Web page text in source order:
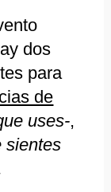
dos
para
de
uses-,
sientes